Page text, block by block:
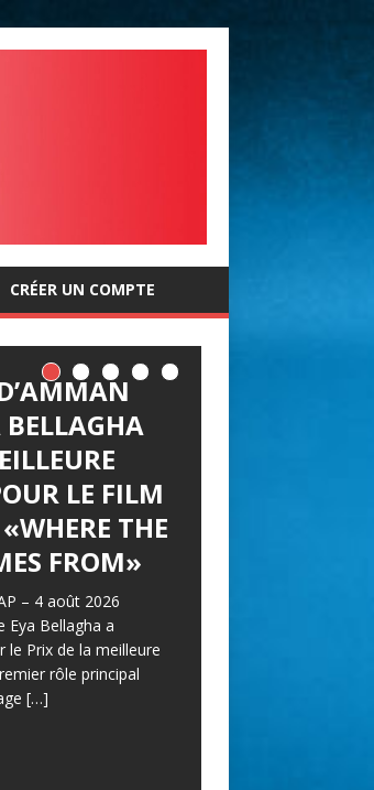
CRÉER UN COMPTE
LE FILM
THE
FROM»
– 4 août 2026
Eya Bellagha a
le Prix de la meilleure
rôle principal
[…]